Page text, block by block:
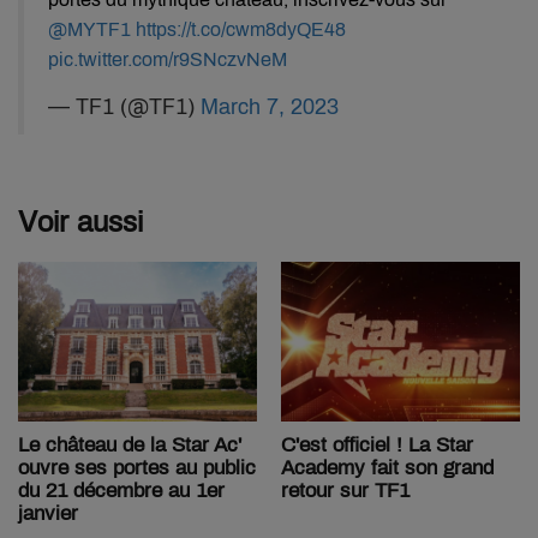
@MYTF1 https://t.co/cwm8dyQE48
pic.twitter.com/r9SNczvNeM
— TF1 (@TF1) March 7, 2023
Voir aussi
Le château de la Star Ac'
ouvre ses portes au public
du 21 décembre au 1er
janvier
C'est officiel ! La Star
Academy fait son grand
retour sur TF1